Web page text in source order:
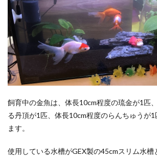
飼育中の金魚は、体長10cm程度の琉金が1匹
る丹頂が1匹、体長10cm程度のらんちゅうが1
ます。
使用している水槽がGEX製の45cmスリム水